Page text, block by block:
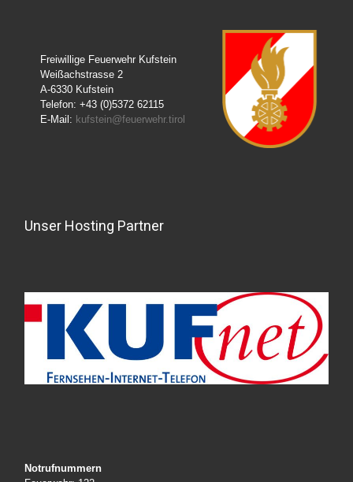
Freiwillige Feuerwehr Kufstein
Weißachstrasse 2
A-6330 Kufstein
Telefon: +43 (0)5372 62115
E-Mail: kufstein@feuerwehr.tirol
Unser Hosting Partner
Notrufnummern